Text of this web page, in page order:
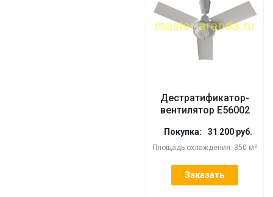
Дестратификатор-
вентилятор E56002
Покупка: 31 200 руб.
Площадь охлаждения: 350 м²
Заказать